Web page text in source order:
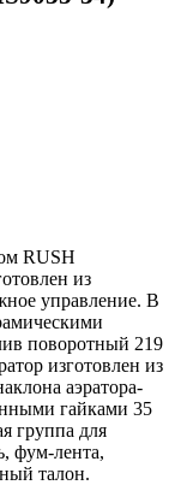
RUSH
из
управление. В
поворотный 219
изготовлен из
аэратора-
гайками 35
группа для
фум-лента,
талон.